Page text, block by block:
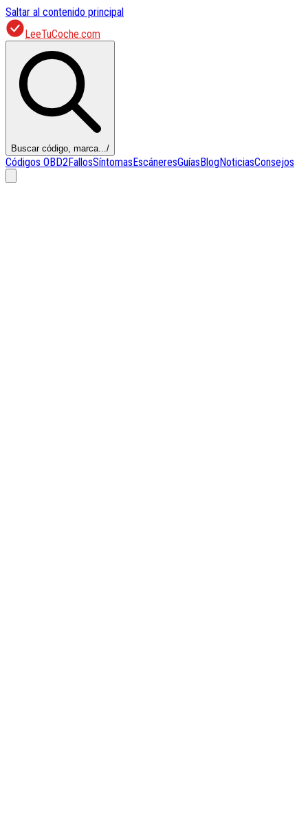
Saltar al contenido principal
LeeTuCoche.com
Buscar código, marca.../
Códigos OBD2FallosSíntomasEscáneresGuíasBlogNoticiasConsejos